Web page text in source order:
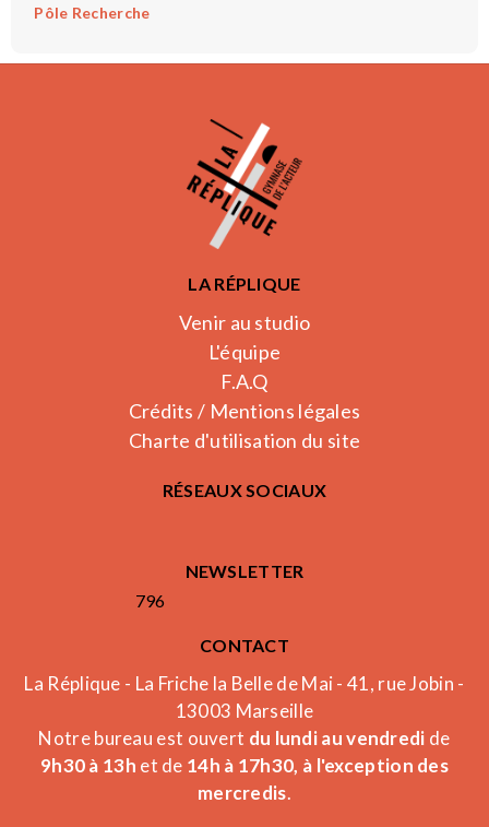
Pôle Recherche
LA RÉPLIQUE
Venir au studio
L'équipe
F.A.Q
Crédits / Mentions légales
Charte d'utilisation du site
RÉSEAUX SOCIAUX
NEWSLETTER
796
CONTACT
La Réplique - La Friche la Belle de Mai - 41, rue Jobin -
13003 Marseille
Notre bureau est ouvert du lundi au vendredi de
9h30 à 13h et de 14h à 17h30, à l'exception des
mercredis.